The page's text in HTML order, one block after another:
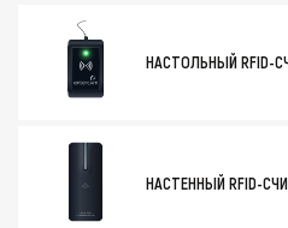
НАСТОЛЬНЫЙ RFID-
НАСТЕННЫЙ RFID-